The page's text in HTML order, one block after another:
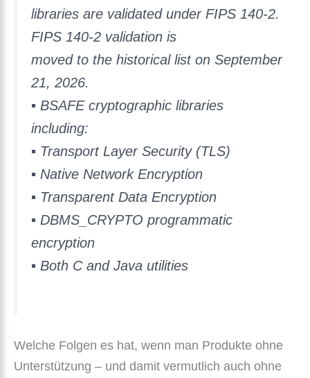
libraries are validated under FIPS 140-2.
FIPS 140-2 validation is
moved to the historical list on September
21, 2026.
▪ BSAFE cryptographic libraries
including:
▪ Transport Layer Security (TLS)
▪ Native Network Encryption
▪ Transparent Data Encryption
▪ DBMS_CRYPTO programmatic
encryption
▪ Both C and Java utilities
Welche Folgen es hat, wenn man Produkte ohne
Unterstützung – und damit vermutlich auch ohne